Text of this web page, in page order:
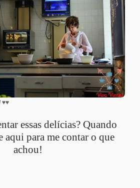
♥♥
essas delícias? Quando
aqui para me contar o que
achou!